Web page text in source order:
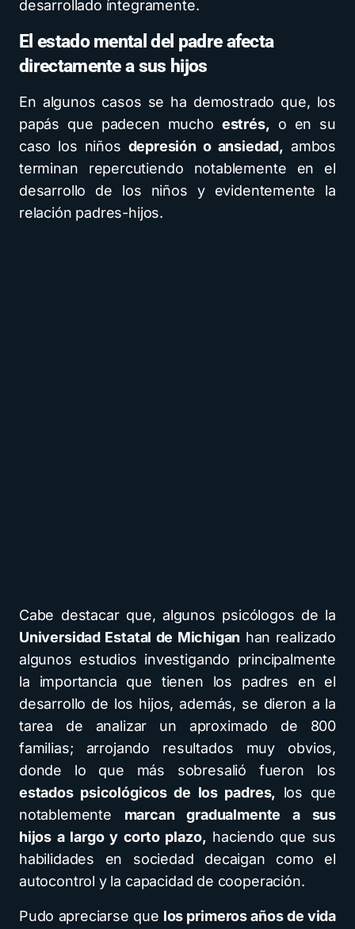
desarrollado íntegramente.
El estado mental del padre afecta
directamente a sus hijos
En algunos casos se ha demostrado que, los
papás que padecen mucho estrés, o en su
caso los niños depresión o ansiedad, ambos
terminan repercutiendo notablemente en el
desarrollo de los niños y evidentemente la
relación padres-hijos.
Cabe destacar que, algunos psicólogos de la
Universidad Estatal de Michigan han realizado
algunos estudios investigando principalmente
la importancia que tienen los padres en el
desarrollo de los hijos, además, se dieron a la
tarea de analizar un aproximado de 800
familias; arrojando resultados muy obvios,
donde lo que más sobresalió fueron los
estados psicológicos de los padres, los que
notablemente marcan gradualmente a sus
hijos a largo y corto plazo, haciendo que sus
habilidades en sociedad decaigan como el
autocontrol y la capacidad de cooperación.
Pudo apreciarse que los primeros años de vida